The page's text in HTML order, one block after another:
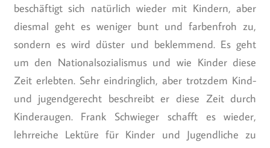
beschäftigt sich natürlich wieder mit Kindern, aber
diesmal geht es weniger bunt und farbenfroh zu,
sondern es wird düster und beklemmend. Es geht
um den Nationalsozialismus und wie Kinder diese
Zeit erlebten. Sehr eindringlich, aber trotzdem Kind-
und jugendgerecht beschreibt er diese Zeit durch
Kinderaugen. Frank Schwieger schafft es wieder,
lehrreiche Lektüre für Kinder und Jugendliche zu